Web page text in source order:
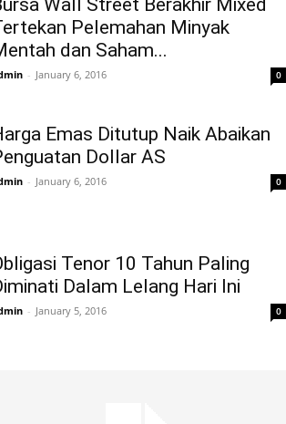
Wall Street Berakhir Mixed
Pelemahan Minyak
dan Saham...
- January 6, 2016 0
Emas Ditutup Naik Abaikan
Dollar AS
- January 6, 2016 0
Tenor 10 Tahun Paling
Dalam Lelang Hari Ini
- January 5, 2016 0